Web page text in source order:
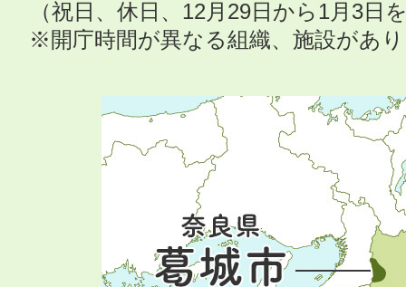
（祝日、休日、12月29日から1月3日
※開庁時間が異なる組織、施設があ